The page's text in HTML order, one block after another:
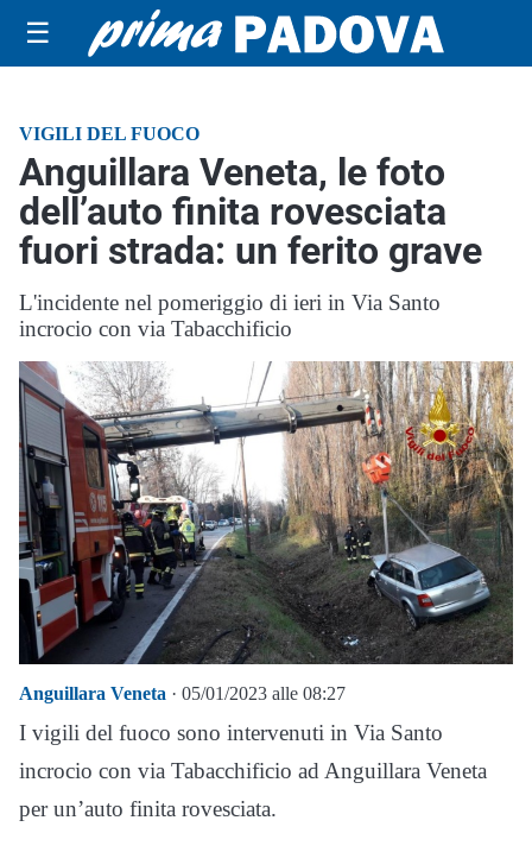
☰
VIGILI DEL FUOCO
Anguillara Veneta, le foto
dell’auto finita rovesciata
fuori strada: un ferito grave
L'incidente nel pomeriggio di ieri in Via Santo
incrocio con via Tabacchificio
Anguillara Veneta · 05/01/2023 alle 08:27
I vigili del fuoco sono intervenuti in Via Santo
incrocio con via Tabacchificio ad Anguillara Veneta
per un’auto finita rovesciata.